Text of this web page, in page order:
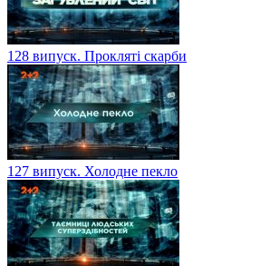
128 випуск. Прокляті скарби
127 випуск. Холодне пекло